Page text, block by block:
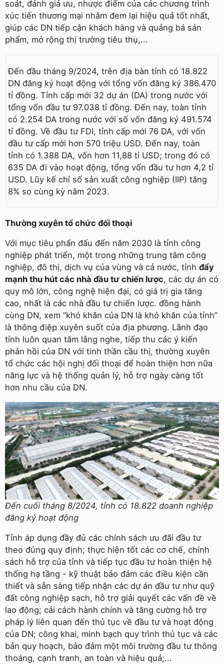
soát, đánh giá ưu, nhược điểm của các chương trình
xúc tiến thương mại nhằm đem lại hiệu quả tốt nhất,
giúp các DN tiếp cận khách hàng và quảng bá sản
phẩm, mở rộng thị trường tiêu thụ,...
Đến đầu tháng 9/2024, trên địa bàn tỉnh có 18.822
DN đăng ký hoạt động với tổng vốn đăng ký 386.470
tỉ đồng. Tỉnh cấp mới 32 dự án (DA) trong nước với
tổng vốn đầu tư 97.038 tỉ đồng. Đến nay, toàn tỉnh
có 2.254 DA trong nước với số vốn đăng ký 491.574
tỉ đồng. Về đầu tư FDI, tỉnh cấp mới 76 DA, với vốn
đầu tư cấp mới hơn 570 triệu USD. Đến nay, toàn
tỉnh có 1.388 DA, vốn hơn 11,88 tỉ USD; trong đó có
635 DA đi vào hoạt động, tổng vốn đầu tư hơn 4,2 tỉ
USD. Lũy kế chỉ số sản xuất công nghiệp (IIP) tăng
8% so cùng kỳ năm 2023.
Thường xuyên tổ chức đối thoại
Với mục tiêu phấn đấu đến năm 2030 là tỉnh công
nghiệp phát triển, một trong những trung tâm công
nghiệp, đô thị, dịch vụ của vùng và cả nước, tỉnh đẩy
mạnh thu hút các nhà đầu tư chiến lược, các dự án có
quy mô lớn, công nghệ hiện đại, có giá trị gia tăng
cao, nhất là các nhà đầu tư chiến lược. đồng hành
cùng DN, xem “khó khăn của DN là khó khăn của tỉnh”
là thông điệp xuyên suốt của địa phương. Lãnh đạo
tỉnh luôn quan tâm lắng nghe, tiếp thu các ý kiến
phản hồi của DN với tinh thần cầu thị, thường xuyên
tổ chức các hội nghị đối thoại để hoàn thiện hơn nữa
năng lực và hệ thống quản lý, hỗ trợ ngày càng tốt
hơn nhu cầu của DN.
Đến cuối tháng 8/2024, tỉnh có 18.822 doanh nghiệp
đăng ký hoạt động
Tỉnh áp dụng đầy đủ các chính sách ưu đãi đầu tư
theo đúng quy định; thực hiện tốt các cơ chế, chính
sách hỗ trợ của tỉnh và tiếp tục đầu tư hoàn thiện hệ
thống hạ tầng - kỹ thuật bảo đảm các điều kiện cần
thiết và sẵn sàng tiếp nhận các dự án đầu tư như quỹ
đất công nghiệp sạch, hỗ trợ giải quyết các vấn đề về
lao động; cải cách hành chính và tăng cường hỗ trợ
pháp lý liên quan đến thủ tục về đầu tư và hoạt động
của DN; công khai, minh bạch quy trình thủ tục và các
bản quy hoạch, bảo đảm một môi trường đầu tư thông
thoáng, cạnh tranh, an toàn và hiệu quả;...